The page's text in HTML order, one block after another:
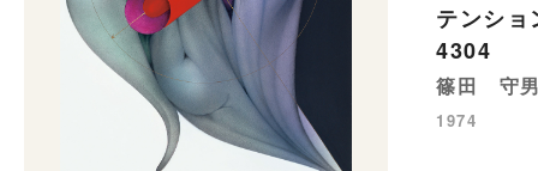
テンシ
4304
篠田 守
1974